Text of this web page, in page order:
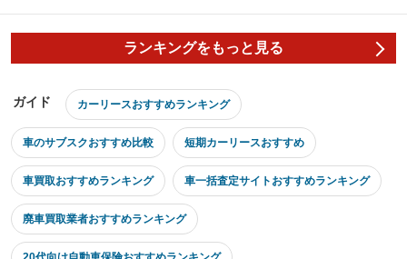
ランキングをもっと見る
ガイド カーリースおすすめランキング
車のサブスクおすすめ比較 短期カーリースおすすめ
車買取おすすめランキング 車一括査定サイトおすすめランキング
廃車買取業者おすすめランキング